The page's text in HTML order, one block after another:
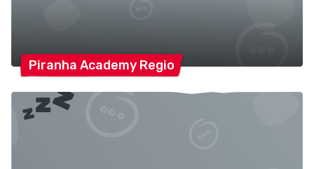
Piranha Academy Regio